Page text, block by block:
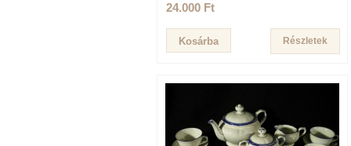
24.000 Ft
Részletek